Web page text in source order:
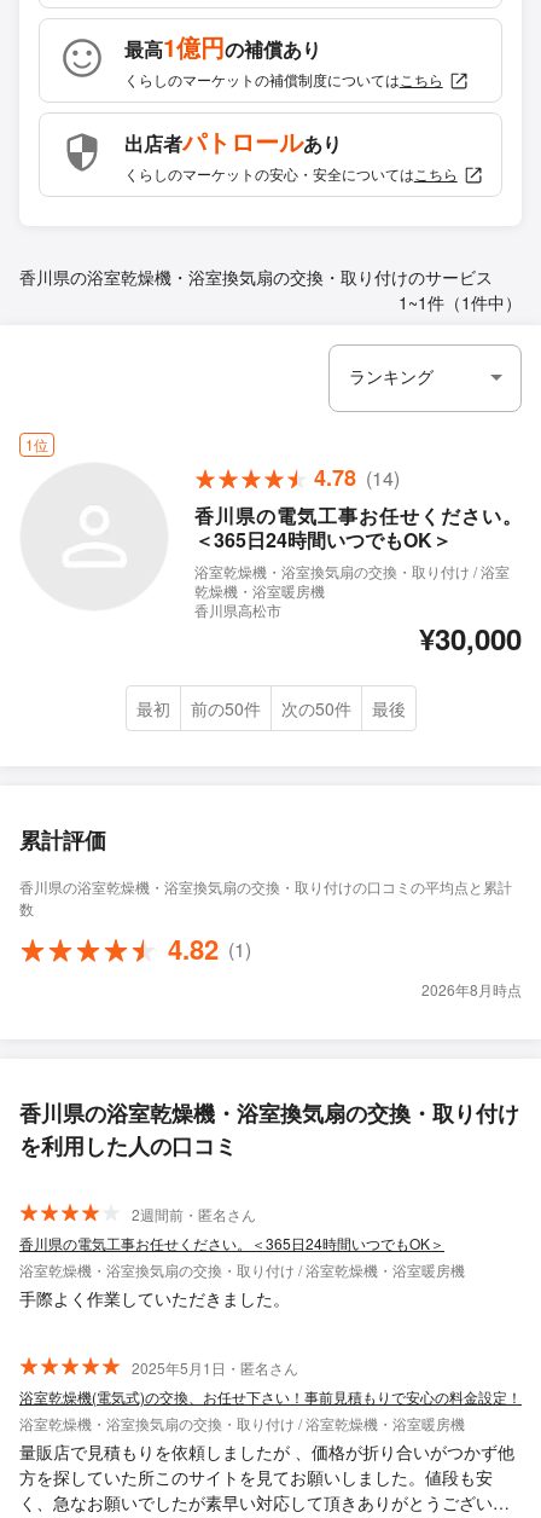
最高1億円の補償あり
くらしのマーケットの補償制度については こちら
出店者パトロールあり
くらしのマーケットの安心・安全については こちら
香川県の浴室乾燥機・浴室換気扇の交換・取り付けのサービス
1~1件（1件中）
1位
4.78 (14)
香川県の電気工事お任せください。
＜365日24時間いつでもOK＞
浴室乾燥機・浴室換気扇の交換・取り付け / 浴室
乾燥機・浴室暖房機
香川県高松市
¥30,000
最初 前の50件 次の50件 最後
累計評価
香川県の浴室乾燥機・浴室換気扇の交換・取り付けの口コミの平均点と累計
数
4.82 (1)
2026年8月時点
香川県の浴室乾燥機・浴室換気扇の交換・取り付け
を利用した人の口コミ
2週間前・匿名さん
香川県の電気工事お任せください。＜365日24時間いつでもOK＞
浴室乾燥機・浴室換気扇の交換・取り付け / 浴室乾燥機・浴室暖房機
手際よく作業していただきました。
2025年5月1日・匿名さん
浴室乾燥機(電気式)の交換、お任せ下さい！事前見積もりで安心の料金設定！
浴室乾燥機・浴室換気扇の交換・取り付け / 浴室乾燥機・浴室暖房機
量販店で見積もりを依頼しましたが 、価格が折り合いがつかず他
方を探していた所このサイトを見てお願いしました。値段も安
く、急なお願いでしたが素早い対応して頂きありがとうございま